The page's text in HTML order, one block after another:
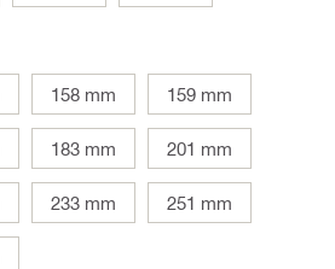
158 mm 159 mm
183 mm 201 mm
233 mm 251 mm